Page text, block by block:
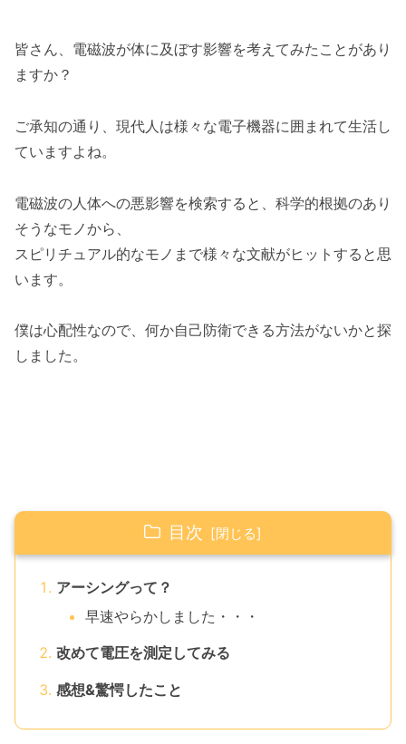
皆さん、電磁波が体に及ぼす影響を考えてみたことがあり
ますか？
ご承知の通り、現代人は様々な電子機器に囲まれて生活し
ていますよね。
電磁波の人体への悪影響を検索すると、科学的根拠のあり
そうなモノから、
スピリチュアル的なモノまで様々な文献がヒットすると思
います。
僕は心配性なので、何か自己防衛できる方法がないかと探
しました。
目次
アーシングって？
早速やらかしました・・・
改めて電圧を測定してみる
感想&驚愕したこと